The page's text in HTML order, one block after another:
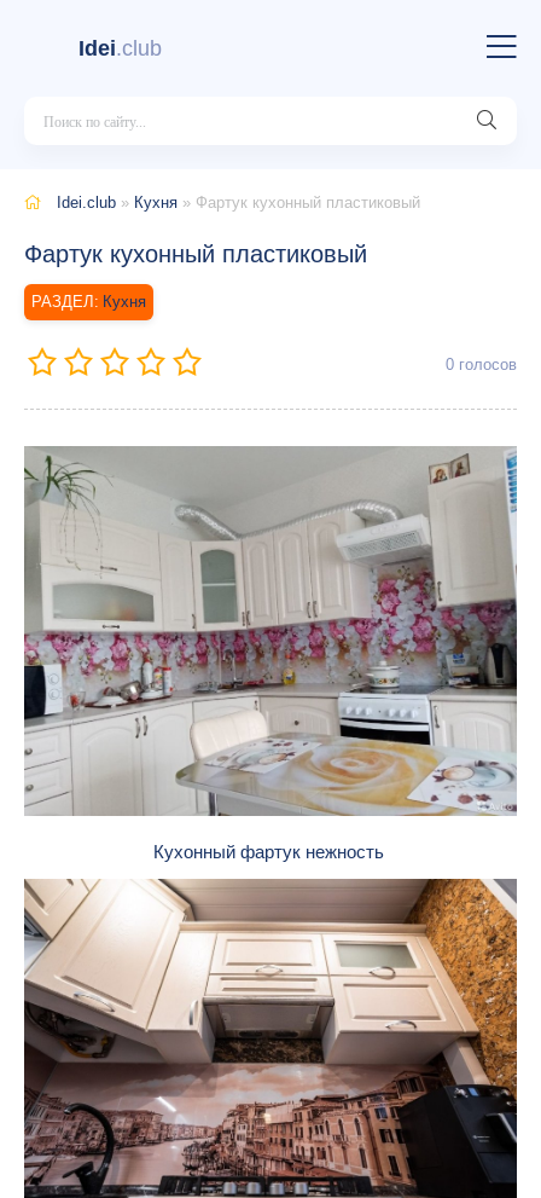
Idei.club
Idei.club » Кухня » Фартук кухонный пластиковый
Фартук кухонный пластиковый
Кухня
0 голосов
Кухонный фартук нежность